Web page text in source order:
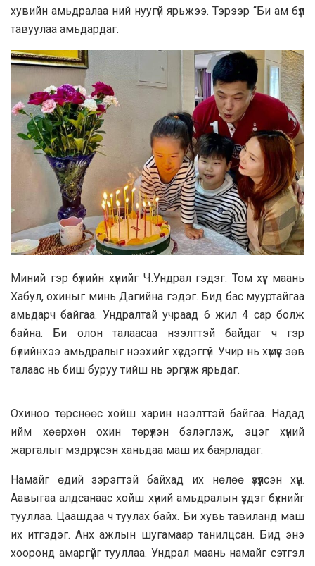
хувийн амьдралаа ний нуугүй ярьжээ. Тэрээр “Би ам бүл
тавуулаа амьдардаг.
Миний гэр бүлийн хүнийг Ч.Ундрал гэдэг. Том хүүг маань
Хабул, охиныг минь Дагийна гэдэг. Бид бас мууртайгаа
амьдарч байгаа. Ундралтай учраад 6 жил 4 сар болж
байна. Би олон талаасаа нээлттэй байдаг ч гэр
бүлийнхээ амьдралыг нээхийг хүсдэггүй. Учир нь хүмүүс зөв
талаас нь биш буруу тийш нь эргүүлж ярьдаг.
Охиноо төрснөөс хойш харин нээлттэй байгаа. Надад
ийм хөөрхөн охин төрүүлэн бэлэглэж, эцэг хүний
жаргалыг мэдрүүлсэн ханьдаа маш их баярладаг.
Намайг өдий зэрэгтэй байхад их нөлөө үзүүлсэн хүн.
Аавыгаа алдсанаас хойш хүний амьдралын үздэг бүхнийг
тууллаа. Цаашдаа ч туулах байх. Би хувь тавиланд маш
их итгэдэг. Анх ажлын шугамаар танилцсан. Бид энэ
хооронд амаргүйг тууллаа. Ундрал маань намайг сэтгэл